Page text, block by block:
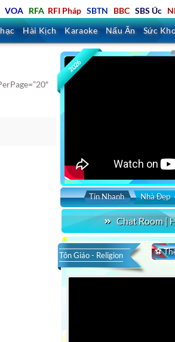
VOA RFA RFI Pháp SBTN BBC SBS Úc
Hài Kịch Karaoke Nấu Ăn Sức
2026
Tin Nhanh Nhà Đẹp
Chat Room |
⚽
Tôn Giáo - Religion